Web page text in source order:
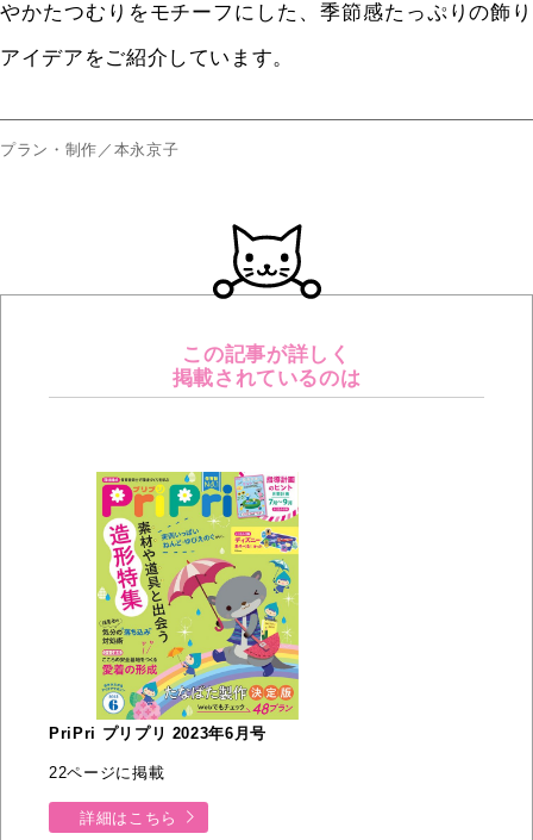
やかたつむりをモチーフにした、季節感たっぷりの飾り
アイデアをご紹介しています。
プラン・制作／本永京子
この記事が詳しく
掲載されているのは
PriPri プリプリ 2023年6月号
22ページに掲載
詳細はこちら